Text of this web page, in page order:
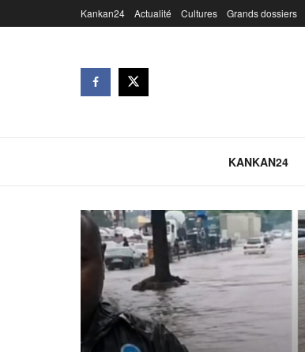
Kankan24 Actualité Cultures Grands dossiers
KANKAN24